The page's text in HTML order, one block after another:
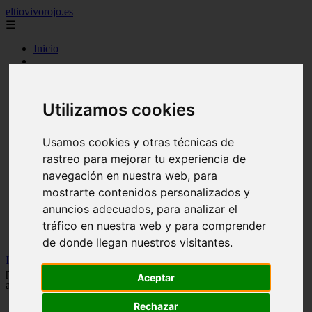
Utilizamos cookies
Usamos cookies y otras técnicas de
rastreo para mejorar tu experiencia de
navegación en nuestra web, para
mostrarte contenidos personalizados y
anuncios adecuados, para analizar el
tráfico en nuestra web y para comprender
de donde llegan nuestros visitantes.
Aceptar
Rechazar
eltiovivorojo.es
☰
Inicio
carnes
espana
huevos
mariscos
otros
producto
reposteria
venezuela
verduras
Inicio
preparar un postre delicioso en un momento: "Sin horno y sin
azúcar. Te va a chiflar"